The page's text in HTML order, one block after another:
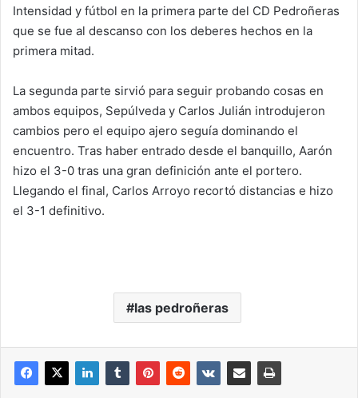
Intensidad y fútbol en la primera parte del CD Pedroñeras
que se fue al descanso con los deberes hechos en la
primera mitad.
La segunda parte sirvió para seguir probando cosas en
ambos equipos, Sepúlveda y Carlos Julián introdujeron
cambios pero el equipo ajero seguía dominando el
encuentro. Tras haber entrado desde el banquillo, Aarón
hizo el 3-0 tras una gran definición ante el portero.
Llegando el final, Carlos Arroyo recortó distancias e hizo
el 3-1 definitivo.
las pedroñeras